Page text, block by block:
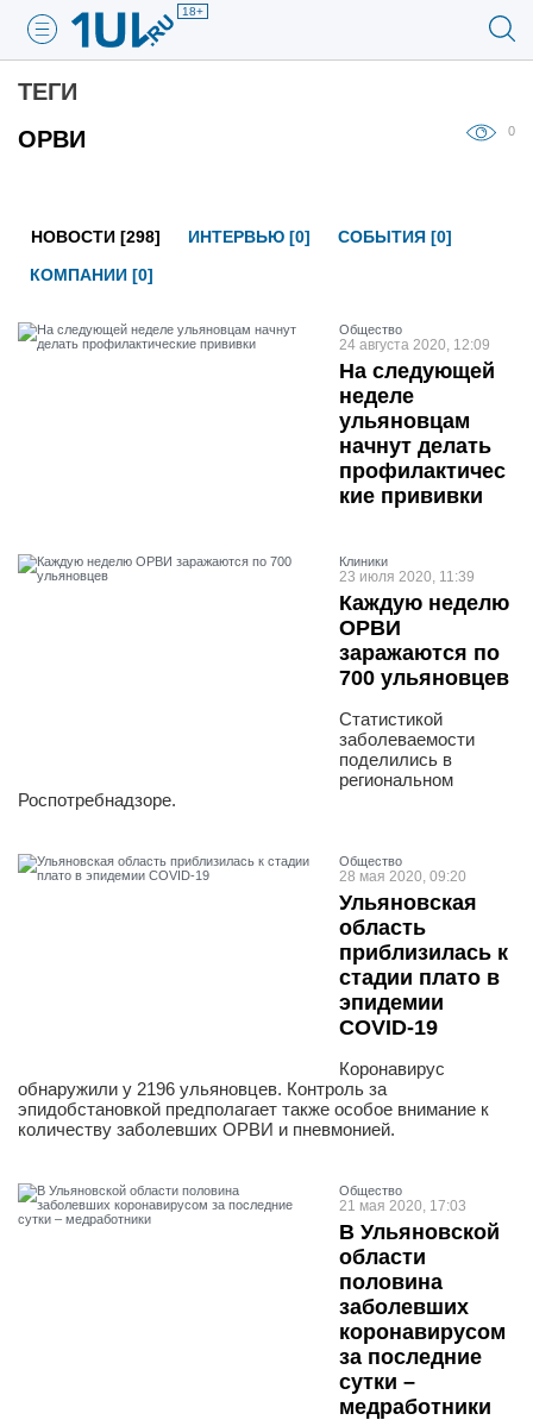
18+
ТЕГИ
ОРВИ
0
НОВОСТИ [298] ИНТЕРВЬЮ [0]
СОБЫТИЯ [0]
КОМПАНИИ [0]
Общество
24 августа 2020, 12:09
На следующей
неделе
ульяновцам
начнут делать
профилактичес
кие прививки
Клиники
23 июля 2020, 11:39
Каждую неделю
ОРВИ
заражаются по
700 ульяновцев
Статистикой
заболеваемости
поделились в
региональном
Роспотребнадзоре.
Общество
28 мая 2020, 09:20
Ульяновская
область
приблизилась к
стадии плато в
эпидемии
COVID-19
Коронавирус
обнаружили у 2196 ульяновцев. Контроль за
эпидобстановкой предполагает также особое внимание к
количеству заболевших ОРВИ и пневмонией.
Общество
21 мая 2020, 17:03
В Ульяновской
области
половина
заболевших
коронавирусом
за последние
сутки –
медработники